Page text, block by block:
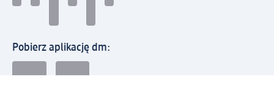
Pobierz aplikację dm: